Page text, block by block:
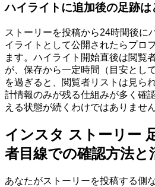
ハイライトに追加後の足跡は
ストーリーを投稿から24時間後に
イライトとして公開されたらプロ
ます。ハイライト開始直後は閲覧
が、保存から一定時間（目安とし
を過ぎると、閲覧者リストは見ら
計情報のみが残る仕組みが多く確
える状態が続くわけではありません
インスタ ストーリー
者目線での確認方法と
あなたがストーリーを投稿する側